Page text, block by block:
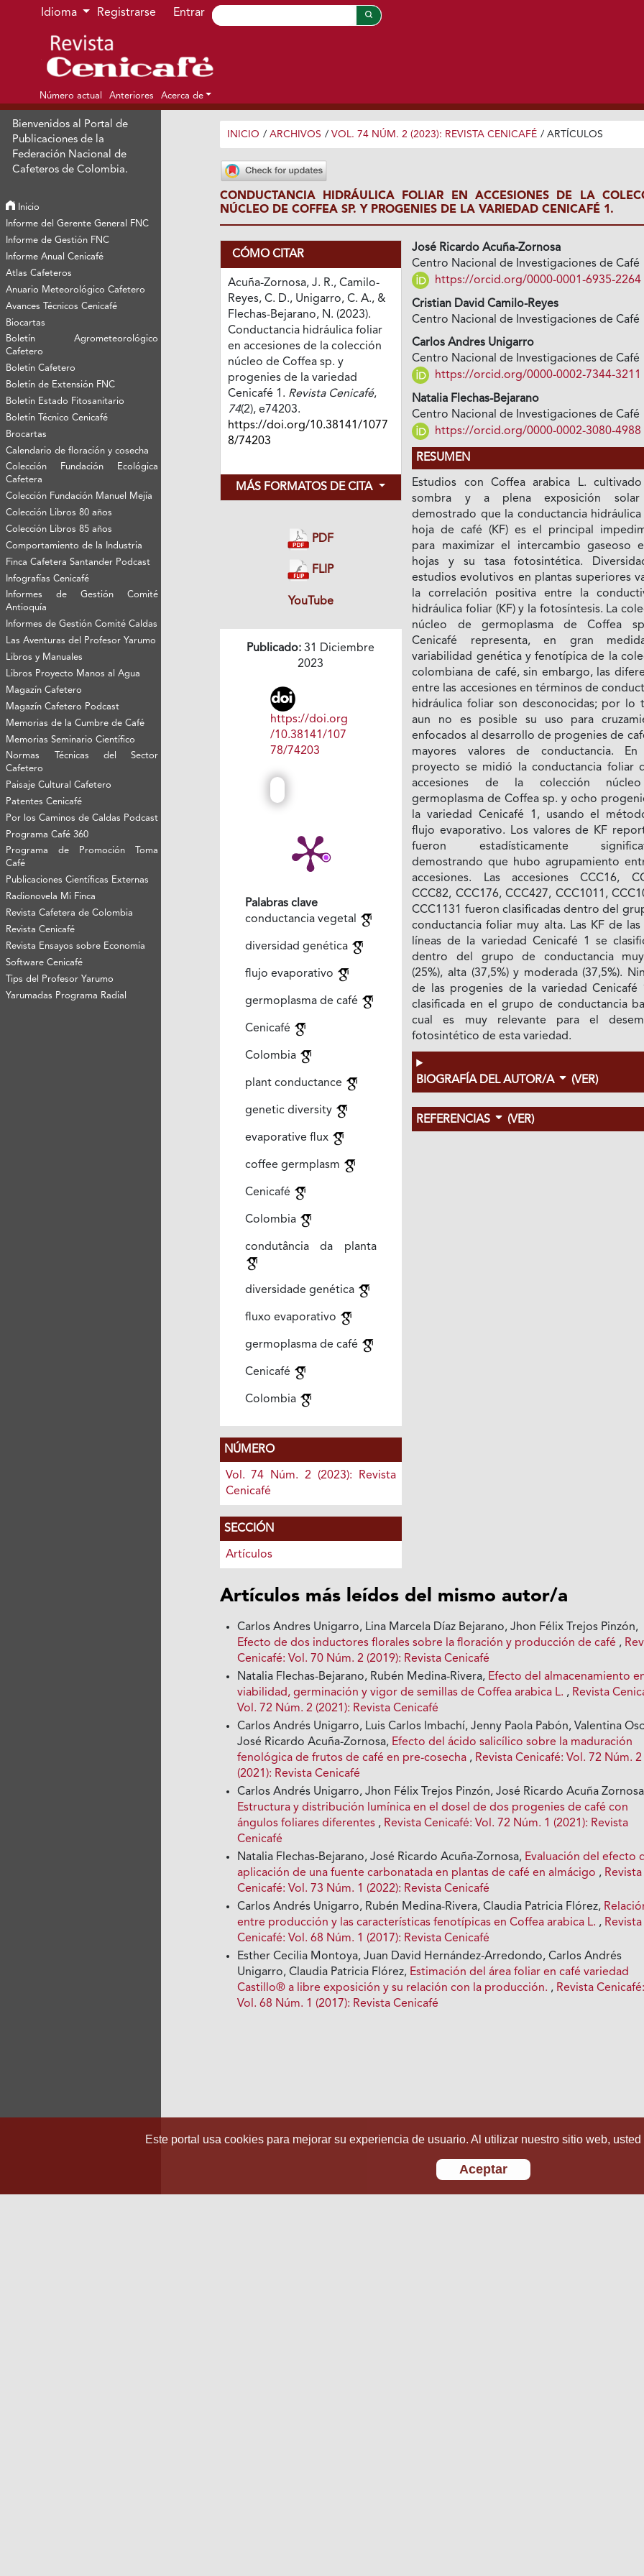
Ir al menú de navegación principal
Ir al contenido principal
Ir al pie de página del sitio
Idioma Registrarse Entrar
Número actual Anteriores Acerca de
Bienvenidos al Portal de
Publicaciones de la
Federación Nacional de
Cafeteros de Colombia.
Inicio
Informe del Gerente General FNC
Informe de Gestión FNC
Informe Anual Cenicafé
Atlas Cafeteros
Anuario Meteorológico Cafetero
Avances Técnicos Cenicafé
Biocartas
Boletín Agrometeorológico
Cafetero
Boletín Cafetero
Boletín de Extensión FNC
Boletín Estado Fitosanitario
Boletín Técnico Cenicafé
Brocartas
Calendario de floración y cosecha
Colección Fundación Ecológica
Cafetera
Colección Fundación Manuel Mejía
Colección Libros 80 años
Colección Libros 85 años
Comportamiento de la Industria
Finca Cafetera Santander Podcast
Infografías Cenicafé
Informes de Gestión Comité
Antioquía
Informes de Gestión Comité Caldas
Las Aventuras del Profesor Yarumo
Libros y Manuales
Libros Proyecto Manos al Agua
Magazín Cafetero
Magazín Cafetero Podcast
Memorias de la Cumbre de Café
Memorias Seminario Científico
Normas Técnicas del Sector
Cafetero
Paisaje Cultural Cafetero
Patentes Cenicafé
Por los Caminos de Caldas Podcast
Programa Café 360
Programa de Promoción Toma
Café
Publicaciones Científicas Externas
Radionovela Mi Finca
Revista Cafetera de Colombia
Revista Cenicafé
Revista Ensayos sobre Economía
Software Cenicafé
Tips del Profesor Yarumo
Yarumadas Programa Radial
INICIO / ARCHIVOS / VOL. 74 NÚM. 2 (2023): REVISTA CENICAFÉ / ARTÍCULOS
CONDUCTANCIA HIDRÁULICA FOLIAR EN ACCESIONES DE LA
NÚCLEO DE COFFEA SP. Y PROGENIES DE LA VARIEDAD CENICAFÉ 1.
CÓMO CITAR
Acuña-Zornosa, J. R., Camilo-
Reyes, C. D., Unigarro, C. A., &
Flechas-Bejarano, N. (2023).
Conductancia hidráulica foliar
en accesiones de la colección
núcleo de Coffea sp. y
progenies de la variedad
Cenicafé 1. Revista Cenicafé,
74(2), e74203.
https://doi.org/10.38141/1077
8/74203
MÁS FORMATOS DE CITA
PDF
FLIP
YouTube
Publicado: 31 Diciembre
2023
https://doi.org
/10.38141/107
78/74203
Palabras clave
conductancia vegetal
diversidad genética
flujo evaporativo
germoplasma de café
Cenicafé
Colombia
plant conductance
genetic diversity
evaporative flux
coffee germplasm
Cenicafé
Colombia
condutância da planta
diversidade genética
fluxo evaporativo
germoplasma de café
Cenicafé
Colombia
NÚMERO
Vol. 74 Núm. 2 (2023): Revista
Cenicafé
SECCIÓN
Artículos
José Ricardo Acuña-Zornosa
Centro Nacional de Investigaciones de Café
https://orcid.org/0000-0001-6935-2264
Cristian David Camilo-Reyes
Centro Nacional de Investigaciones de Café
Carlos Andres Unigarro
Centro Nacional de Investigaciones de Café
https://orcid.org/0000-0002-7344-3211
Natalia Flechas-Bejarano
Centro Nacional de Investigaciones de Café
https://orcid.org/0000-0002-3080-4988
RESUMEN
Estudios con Coffea arabica L.
sombra y a plena exposición solar
demostrado que la conductancia hidráulica
hoja de café (KF) es el principal
para maximizar el intercambio gaseoso
hojas y su tasa fotosintética.
estudios evolutivos en plantas superiores
la correlación positiva entre la
hidráulica foliar (KF) y la fotosíntesis. La
núcleo de germoplasma de Coffea
Cenicafé representa, en gran
variabilidad genética y fenotípica de la
colombiana de café, sin embargo, las
entre las accesiones en términos de
hidráulica foliar son desconocidas; por lo
aun no es posible su uso para
enfocados al desarrollo de progenies de
mayores valores de conductancia. En
proyecto se midió la conductancia foliar
accesiones de la colección
germoplasma de Coffea sp. y ocho
la variedad Cenicafé 1, usando el
flujo evaporativo. Los valores de KF
fueron estadísticamente
demostrando que hubo agrupamiento
accesiones. Las accesiones CCC16,
CCC82, CCC176, CCC427, CCC1011,
CCC1131 fueron clasificadas dentro del
conductancia foliar muy alta. Las KF de las
líneas de la variedad Cenicafé 1 se
dentro del grupo de conductancia
(25%), alta (37,5%) y moderada (37,5%).
de las progenies de la variedad Cenicafé
clasificada en el grupo de conductancia
cual es muy relevante para el
fotosintético de esta variedad.
BIOGRAFÍA DEL AUTOR/A (VER)
REFERENCIAS (VER)
Artículos más leídos del mismo autor/a
Carlos Andres Unigarro, Lina Marcela Díaz Bejarano, Jhon Félix Trejos Pinzón,
Efecto de dos inductores florales sobre la floración y producción de café ,
Cenicafé: Vol. 70 Núm. 2 (2019): Revista Cenicafé
Natalia Flechas-Bejarano, Rubén Medina-Rivera, Efecto del almacenamiento
viabilidad, germinación y vigor de semillas de Coffea arabica L. , Revista
Vol. 72 Núm. 2 (2021): Revista Cenicafé
Carlos Andrés Unigarro, Luis Carlos Imbachí, Jenny Paola Pabón, Valentina
José Ricardo Acuña-Zornosa, Efecto del ácido salicílico sobre la maduración
fenológica de frutos de café en pre-cosecha , Revista Cenicafé: Vol. 72 Núm. 2
(2021): Revista Cenicafé
Carlos Andrés Unigarro, Jhon Félix Trejos Pinzón, José Ricardo Acuña
Estructura y distribución lumínica en el dosel de dos progenies de café con
ángulos foliares diferentes , Revista Cenicafé: Vol. 72 Núm. 1 (2021): Revista
Cenicafé
Natalia Flechas-Bejarano, José Ricardo Acuña-Zornosa, Evaluación del efecto
aplicación de una fuente carbonatada en plantas de café en almácigo , Revista
Cenicafé: Vol. 73 Núm. 1 (2022): Revista Cenicafé
Carlos Andrés Unigarro, Rubén Medina-Rivera, Claudia Patricia Flórez,
entre producción y las características fenotípicas en Coffea arabica L. , Revista
Cenicafé: Vol. 68 Núm. 1 (2017): Revista Cenicafé
Esther Cecilia Montoya, Juan David Hernández-Arredondo, Carlos Andrés
Unigarro, Claudia Patricia Flórez, Estimación del área foliar en café variedad
Castillo® a libre exposición y su relación con la producción. , Revista Cenicafé:
Vol. 68 Núm. 1 (2017): Revista Cenicafé
Este portal usa cookies para mejorar su experiencia de usuario. Al utilizar nuestro sitio web,
Aceptar